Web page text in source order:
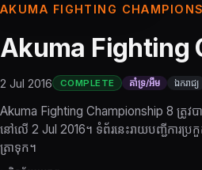
AKUMA FIGHTING
Akuma Fighting
2 Jul 2016 COMPLETE គាំទ្រ/អឹម ឯករាជ្យ
Akuma Fighting Championship 8 ត្រូវ
នៅលើ 2 Jul 2016។ ទំព័រនេះរាយបញ្ជីការប្
ត្រាទុក។